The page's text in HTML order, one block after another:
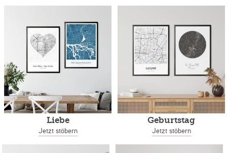
Liebe
Jetzt stöbern
Geburtstag
Jetzt stöbern